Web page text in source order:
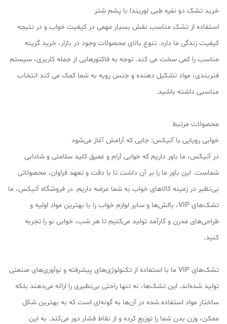
خرید تشک دو نفره طبی لوریندا با پشم شتر
استفاده از تشک مناسب نقش بسیار مهمی در کیفیت خواب و در نتیجه
کیفیت زندگی ما دارد. تنوع بالای محصولات وجود در بازار، خرید گزینه
مناسب را کمی سخت می کند. توجه به فاکتورهایی از جمله کاربری، سیستم
فنربندی، مواد تشکیل دهنده و جنس رویه به شما کمک می کند انتخاب
مناسبی داشته باشید.
محصولات مرتبط
خوابی رویایی با آتیکس: جایی که آرامش آغاز می‌شود
در آتیکس، ما باور داریم که خوابی آرام و عمیق کلید سلامتی و شادابی
شماست. این باور ما را بر آن داشت تا با دقت و تعهد فراوان، محصولاتی
بی‌نظیر در زمینه کالاهای خواب به شما عرضه داریم. در فروشگاه آتیکس، ما
تشک‌های VIP، بالش‌ها و سایر لوازم خواب را با بهترین مواد اولیه و
طراحی‌های مدرن و کارآمد تولید می‌کنیم تا هر شب، خوابی نو را تجربه
کنید.
تشک‌های VIP ما با استفاده از تکنولوژی‌های پیشرفته و نوآوری‌های صنعتی
تولید شده‌اند. این تشک‌ها، نه تنها راحتی بی‌نظیری را ارائه می‌دهند بلکه
ساختار مواد استفاده شده در آن‌ها به گونه‌ای است که به بهترین شکل
ممکن، وزن بدن شما را توزیع کرده و از نقاط فشار دور می‌کند. به این